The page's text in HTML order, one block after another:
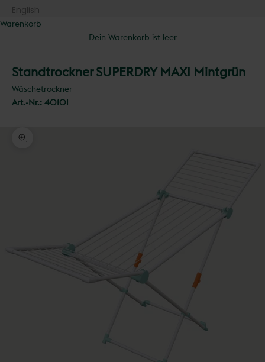
English
Warenkorb
Dein Warenkorb ist leer
Standtrockner SUPERDRY MAXI Mintgrün
Wäschetrockner
Art.-Nr.: 40101
Bild vergrößern